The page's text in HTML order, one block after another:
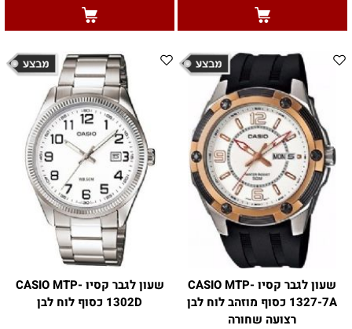
שעון לגבר קסיו CASIO MTP-
1327-7A כסוף מוזהב לוח לבן
רצועה שחורה
שעון לגבר קסיו CASIO MTP-
1302D כסוף לוח לבן